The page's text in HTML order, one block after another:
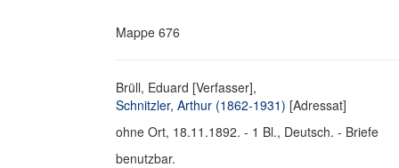
Mappe 676
Brüll, Eduard [Verfasser],
Schnitzler, Arthur (1862-1931) [Adressat]
ohne Ort, 18.11.1892. - 1 Bl., Deutsch. - Briefe
benutzbar.